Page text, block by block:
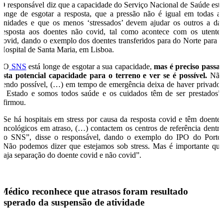
O responsável diz que a capacidade do Serviço Nacional de Saúde está
longe de esgotar a resposta, que a pressão não é igual em todas as
unidades e que os menos ‘stressados’ devem ajudar os outros a dar
resposta aos doentes não covid, tal como acontece com os utentes
covid, dando o exemplo dos doentes transferidos para do Norte para o
Hospital de Santa Maria, em Lisboa.
“O SNS está longe de esgotar a sua capacidade,mas é preciso passar
esta potencial capacidade para o terreno e ver se é possível.Não
sendo possível, (…) em tempo de emergência deixa de haver privados
e Estado e somos todos saúde e os cuidados têm de ser prestados”,
afirmou.
“Se há hospitais em stress por causa da resposta covid e têm doentes
oncológicos em atraso, (…) contactem os centros de referência dentro
do SNS”, disse o responsável, dando o exemplo do IPO do Porto:
“Não podemos dizer que estejamos sob stress. Mas é importante que
haja separação do doente covid e não covid”.
Médico reconhece que atrasos foram resultado
esperado da suspensão de atividade